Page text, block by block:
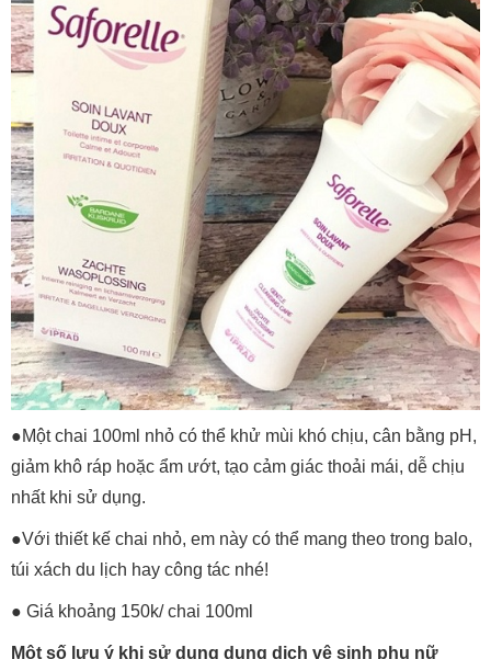
●Một chai 100ml nhỏ có thể khử mùi khó chịu, cân bằng pH,
giảm khô ráp hoặc ẩm ướt, tạo cảm giác thoải mái, dễ chịu
nhất khi sử dụng.
●Với thiết kế chai nhỏ, em này có thể mang theo trong balo,
túi xách du lịch hay công tác nhé!
● Giá khoảng 150k/ chai 100ml
Một số lưu ý khi sử dụng dung dịch vệ sinh phụ nữ